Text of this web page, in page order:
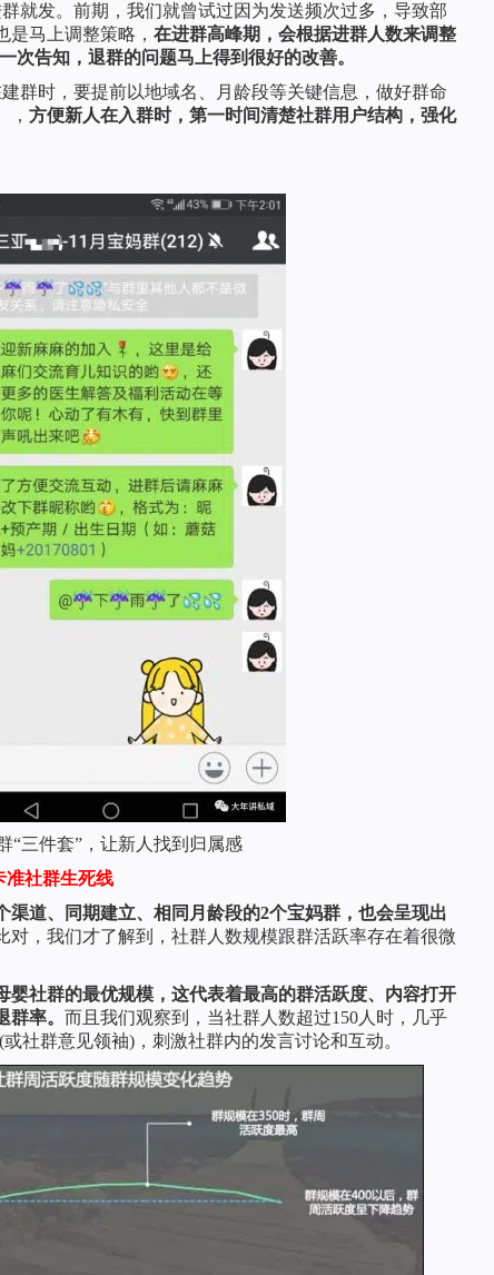
就发。前期，我们就曾试过因为发送频次过多，导致部
是马上调整策略， 在进群高峰期，会根据进群人数来调整
次告知，退群的问题马上得到很好的改善。
群时，要提前以地域名、月龄段等关键信息，做好群命
， 方便新人在入群时，第一时间清楚社群用户结构，强化
“三件套”，让新人找到归属感
准社群生死线
渠道、同期建立、相同月龄段的2个宝妈群，也会呈现出
对，我们才了解到，社群人数规模跟群活跃率存在着很微
婴社群的最优规模，这代表着最高的群活跃度、内容打开
率。 而且我们观察到，当社群人数超过150人时，几乎
社群意见领袖)，刺激社群内的发言讨论和互动。